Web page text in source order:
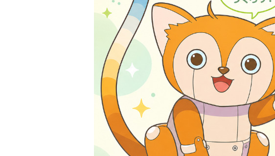
学校向けプラン
契約内容・クーポン